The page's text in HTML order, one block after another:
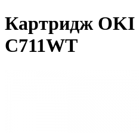
Картридж OKI
C711WT